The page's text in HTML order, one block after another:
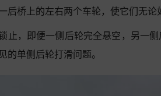
后桥上的左右两个车轮，使它们无
止，即便一侧后轮完全悬空，另一
的单侧后轮打滑问题。